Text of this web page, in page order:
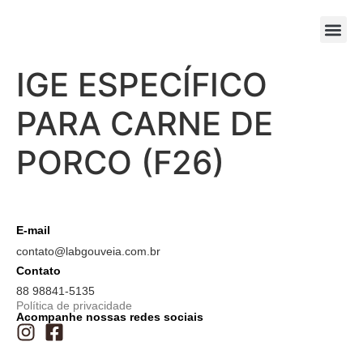
IGE ESPECÍFICO
PARA CARNE DE
PORCO (F26)
E-mail
contato@labgouveia.com.br
Contato
88 98841-5135
Política de privacidade
Acompanhe nossas redes sociais